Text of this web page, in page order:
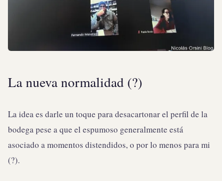
La nueva normalidad (?)
La idea es darle un toque para desacartonar el perfil de la
bodega pese a que el espumoso generalmente está
asociado a momentos distendidos, o por lo menos para mi
(?).